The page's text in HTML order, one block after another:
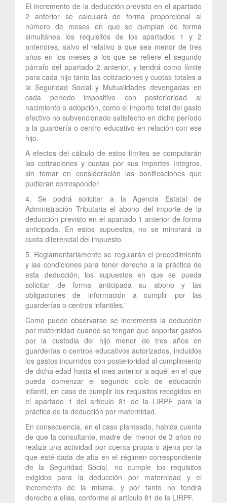
El incremento de la deducción previsto en el apartado
2 anterior se calculará de forma proporcional al
número de meses en que se cumplan de forma
simultánea los requisitos de los apartados 1 y 2
anteriores, salvo el relativo a que sea menor de tres
años en los meses a los que se refiere el segundo
párrafo del apartado 2 anterior, y tendrá como límite
para cada hijo tanto las cotizaciones y cuotas totales a
la Seguridad Social y Mutualidades devengadas en
cada período impositivo con posterioridad al
nacimiento o adopción, como el importe total del gasto
efectivo no subvencionado satisfecho en dicho período
a la guardería o centro educativo en relación con ese
hijo.
A efectos del cálculo de estos límites se computarán
las cotizaciones y cuotas por sus importes íntegros,
sin tomar en consideración las bonificaciones que
pudieran corresponder.
4. Se podrá solicitar a la Agencia Estatal de
Administración Tributaria el abono del importe de la
deducción previsto en el apartado 1 anterior de forma
anticipada. En estos supuestos, no se minorará la
cuota diferencial del impuesto.
5. Reglamentariamente se regularán el procedimiento
y las condiciones para tener derecho a la práctica de
esta deducción, los supuestos en que se pueda
solicitar de forma anticipada su abono y las
obligaciones de información a cumplir por las
guarderías o centros infantiles.”
Como puede observarse se incrementa la deducción
por maternidad cuando se tengan que soportar gastos
por la custodia del hijo menor de tres años en
guarderías o centros educativos autorizados, incluidos
los gastos incurridos con posterioridad al cumplimiento
de dicha edad hasta el mes anterior a aquél en el que
pueda comenzar el segundo ciclo de educación
infantil, en caso de cumplir los requisitos recogidos en
el apartado 1 del artículo 81 de la LIRPF para la
práctica de la deducción por maternidad.
En consecuencia, en el caso planteado, habida cuenta
de que la consultante, madre del menor de 3 años no
realiza una actividad por cuenta propia o ajena por la
que esté dada de alta en el régimen correspondiente
de la Seguridad Social, no cumple los requisitos
exigidos para la deducción por maternidad y el
incremento de la misma, y por tanto no tendrá
derecho a ellas, conforme al artículo 81 de la LIRPF.